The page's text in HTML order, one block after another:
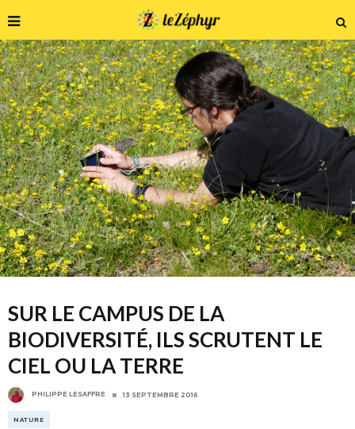
SUR LE CAMPUS DE LA
BIODIVERSITÉ, ILS SCRUTENT LE
CIEL OU LA TERRE
PHILIPPE LESAFFRE 13 SEPTEMBRE 2016
NATURE